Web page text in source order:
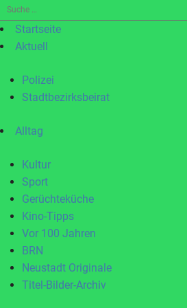
Suche
nach:Startseite
Aktuell
Polizei
Stadtbezirksbeirat
Alltag
Kultur
Sport
Gerüchteküche
Kino-Tipps
Vor 100 Jahren
BRN
Neustadt Originale
Titel-Bilder-Archiv